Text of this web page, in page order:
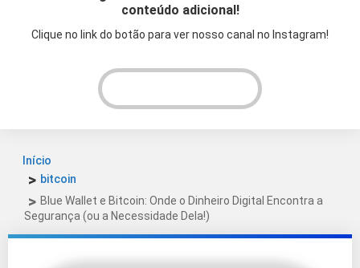
conteúdo adicional!
Clique no link do botão para ver nosso canal no Instagram!
Início
bitcoin
Blue Wallet e Bitcoin: Onde o Dinheiro Digital Encontra a
Segurança (ou a Necessidade Dela!)